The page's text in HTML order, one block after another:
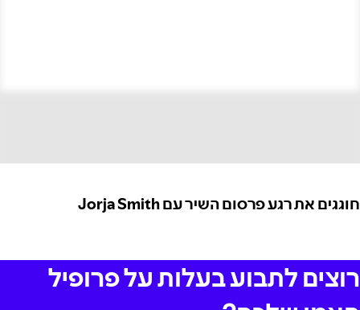
חוגגים את רגע פרסום השיר עם Jorja Smith
רוצים לתבוע בעלות על פרופיל